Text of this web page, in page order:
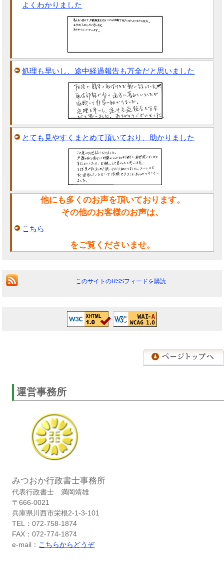
よくわかりました
処理も早いし、途中経過報告も万全だと思いました
とても見やすくまとめて頂いており、助かりました
他にも多くのお声を頂いております。
その他のお客様のお声は、
こちら
をご覧くださいませ。
このサイトのRSSフィードを購読
運営事務所
みつおか行政書士事務所
代表行政書士 満岡靖雄
〒666-0021
兵庫県川西市栄根2-1-3-101
TEL：072-758-1874
FAX：072-774-1874
e-mail： こちらからどうぞ